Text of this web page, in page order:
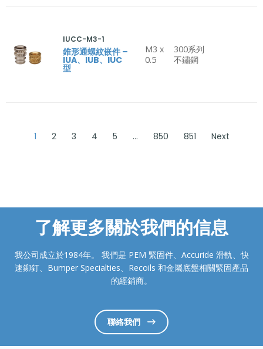
IUCC-M3-1
錐形通螺紋嵌件 –
IUA、IUB、IUC
型
M3 x
0.5
300系列
不鏽鋼
1 2 3 4 5 … 850 851 Next
了解更多關於我們的信息
我公司成立於1984年。 我們是 PEM 緊固件、Accuride 滑軌、快
速鉚釘、Bumper Specialties、Recoils 和金屬底盤相關緊固產品
的經銷商。
聯絡我們